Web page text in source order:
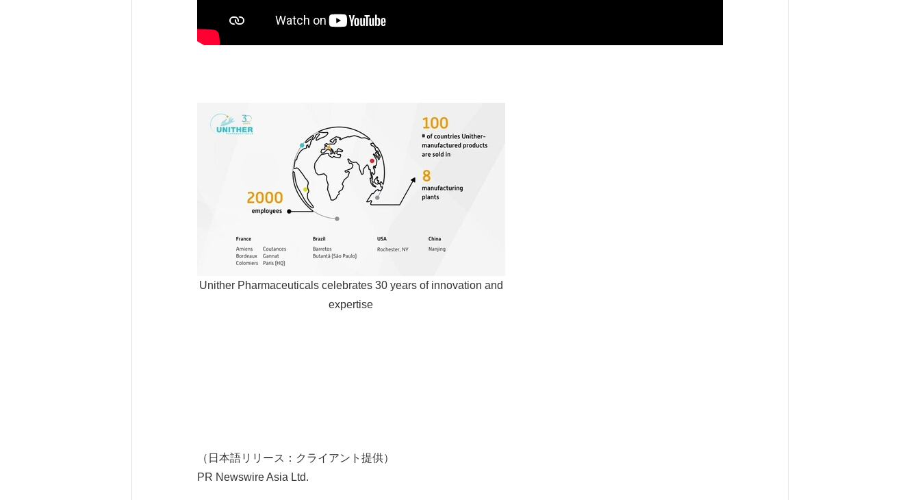
Unither Pharmaceuticals celebrates 30 years of innovation and
expertise
（日本語リリース：クライアント提供）
PR Newswire Asia Ltd.
English